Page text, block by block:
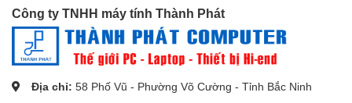
Dell XPS 13/15, Inspiron 5000, Inspiron 7000
Lenovo ThinkPad X270
HP Envy x360, Gian hàng x360, Spectre x360
Nexus 5X, 6P
Công ty TNHH máy tính Thành Phát
Địa chỉ: 58 Phố Vũ - Phường Võ Cường - Tỉnh Bắc Ninh